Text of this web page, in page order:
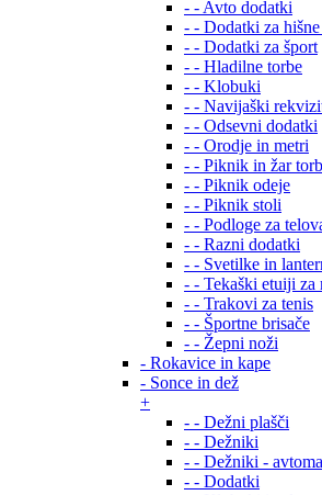
- - Avto dodatki
- - Dodatki za
- - Dodatki za šport
- - Hladilne torbe
- - Klobuki
- - Navijaški
- - Odsevni dodatki
- - Orodje in metri
- - Piknik in žar
- - Piknik odeje
- - Piknik stoli
- - Podloge za
- - Razni dodatki
- - Svetilke in
- - Tekaški etuiji za
- - Trakovi za tenis
- - Športne brisače
- - Žepni noži
- Rokavice in kape
- Sonce in dež
+
- - Dežni plašči
- - Dežniki
- - Dežniki -
- - Dodatki